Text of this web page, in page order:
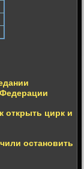
открыть цирк и
остановить